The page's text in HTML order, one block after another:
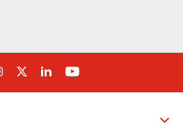
en Facebook
en Instagram
Síguenos en Twitter
Síguenos en Linkedin
Síguenos en